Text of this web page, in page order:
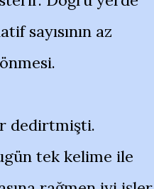
sayısının az
dedirtmişti.
tek kelime ile